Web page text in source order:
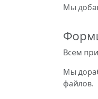
Мы
Всем
Мы
файлов.